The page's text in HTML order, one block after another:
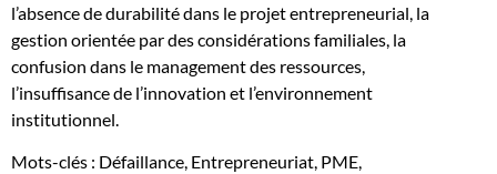
l’absence de durabilité dans le projet entrepreneurial, la
gestion orientée par des considérations familiales, la
confusion dans le management des ressources,
l’insuffisance de l’innovation et l’environnement
institutionnel.
Mots-clés : Défaillance, Entrepreneuriat, PME,